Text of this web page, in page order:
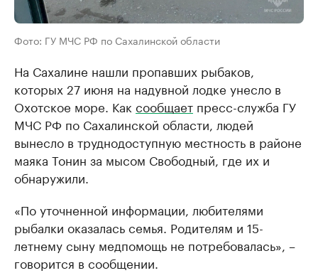
Фото: ГУ МЧС РФ по Сахалинской области
На Сахалине нашли пропавших рыбаков,
которых 27 июня на надувной лодке унесло в
Охотское море. Как сообщает пресс-служба ГУ
МЧС РФ по Сахалинской области, людей
вынесло в труднодоступную местность в районе
маяка Тонин за мысом Свободный, где их и
обнаружили.
«По уточненной информации, любителями
рыбалки оказалась семья. Родителям и 15-
летнему сыну медпомощь не потребовалась», –
говорится в сообщении.